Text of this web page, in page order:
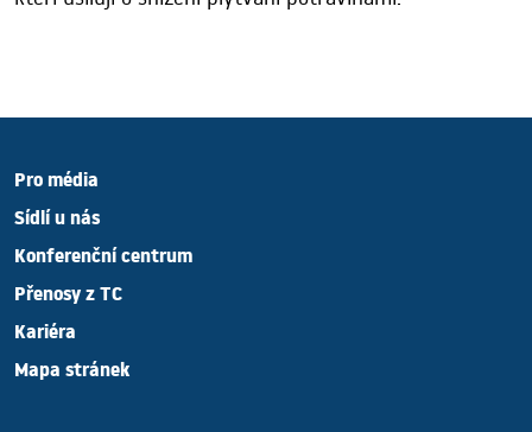
Pro média
Sídlí u nás
Konferenční centrum
Přenosy z TC
Kariéra
Mapa stránek